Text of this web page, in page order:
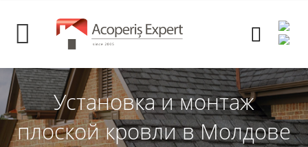
Установка и монтаж
плоской кровли в Молдове